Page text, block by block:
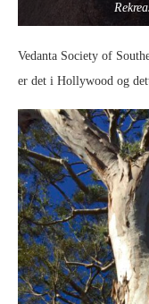
Vedanta Society of
er det i Hollywood og